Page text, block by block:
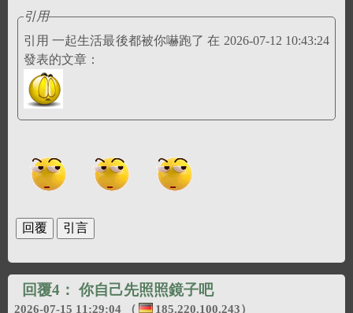
引用
引用 一起生活最後都被你嚇跑了 在 2026-07-12 10:43:24
發表的文章：
回覆4： 你自己先照照鏡子吧
2026-07-15 11:29:04 （ 185.220.100.243）